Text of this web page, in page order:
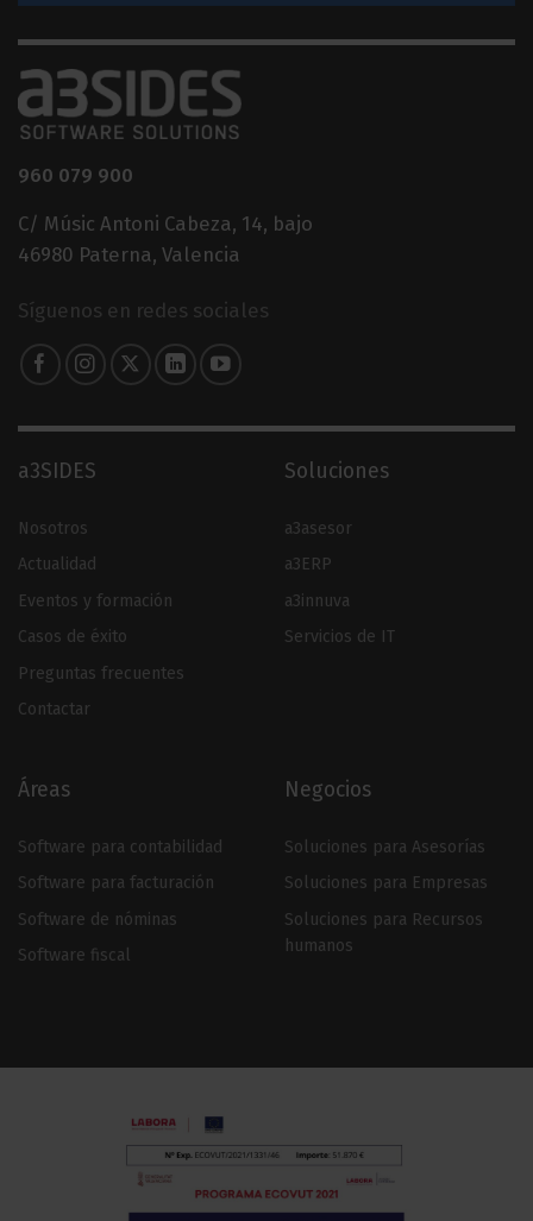
960 079 900
C/ Músic Antoni Cabeza, 14, bajo
46980 Paterna, Valencia
Síguenos en redes sociales
a3SIDES
Nosotros
Actualidad
Eventos y formación
Casos de éxito
Preguntas frecuentes
Contactar
Soluciones
a3asesor
a3ERP
a3innuva
Servicios de IT
Áreas
Software para contabilidad
Software para facturación
Software de nóminas
Software fiscal
Negocios
Soluciones para Asesorías
Soluciones para Empresas
Soluciones para Recursos
humanos